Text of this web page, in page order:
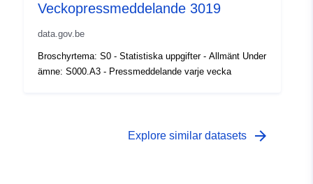
Åtkomsträttighete
01 January 2005
Veckopressmeddelande 3019
data.gov.be
Broschyrtema: S0 - Statistiska uppgifter - Allmänt Under
ämne: S000.A3 - Pressmeddelande varje vecka
Explore similar datasets arrow_forward